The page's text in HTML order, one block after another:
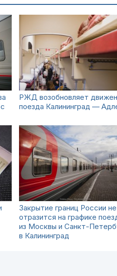
РЖД возобновляет
поезда Калининград —
Закрытие границ России не
отразится на графике
из Москвы и Санкт-
в Калининград